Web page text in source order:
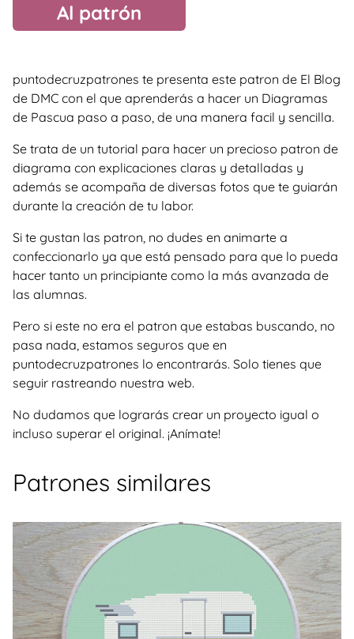
Al patrón
puntodecruzpatrones te presenta este patron de El Blog
de DMC con el que aprenderás a hacer un Diagramas
de Pascua paso a paso, de una manera facil y sencilla.
Se trata de un tutorial para hacer un precioso patron de
diagrama con explicaciones claras y detalladas y
además se acompaña de diversas fotos que te guiarán
durante la creación de tu labor.
Si te gustan las patron, no dudes en animarte a
confeccionarlo ya que está pensado para que lo pueda
hacer tanto un principiante como la más avanzada de
las alumnas.
Pero si este no era el patron que estabas buscando, no
pasa nada, estamos seguros que en
puntodecruzpatrones lo encontrarás. Solo tienes que
seguir rastreando nuestra web.
No dudamos que lograrás crear un proyecto igual o
incluso superar el original. ¡Anímate!
Patrones similares